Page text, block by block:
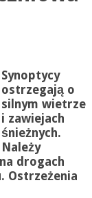
Synoptycy
ostrzegają o
silnym wietrze
i zawiejach
śnieżnych.
Należy
drogach
Ostrzeżenia